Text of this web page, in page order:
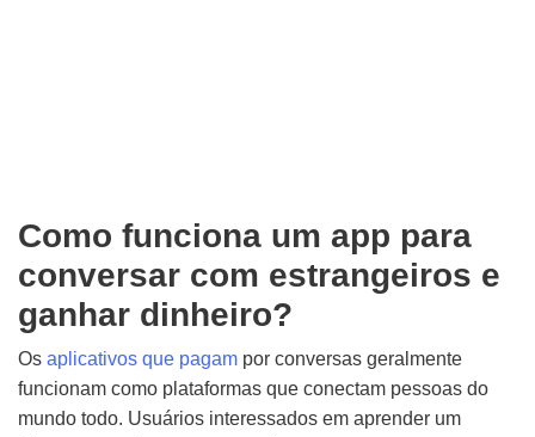
Como funciona um app para
conversar com estrangeiros e
ganhar dinheiro?
Os aplicativos que pagam por conversas geralmente
funcionam como plataformas que conectam pessoas do
mundo todo. Usuários interessados em aprender um